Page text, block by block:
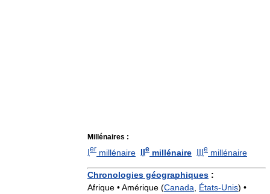
Millénaires :
Ier millénaire IIe millénaire IIIe millénaire
Chronologies géographiques :
Afrique • Amérique (Canada, États-Unis) •